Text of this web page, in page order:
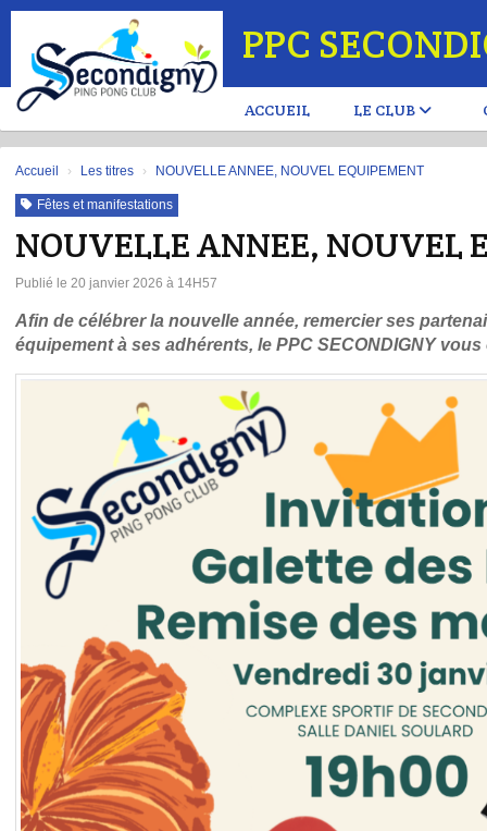
PPC
ACCUEIL LE CLUB
Accueil Les titres NOUVELLE ANNEE, NOUVEL EQUIPEMENT
Fêtes et manifestations
NOUVELLE ANNEE, NOUVEL
Publié le 20 janvier 2026 à 14H57
Afin de célébrer la nouvelle année, remercier ses
équipement à ses adhérents, le PPC SECONDIGNY
Panneau de gestion des cookies